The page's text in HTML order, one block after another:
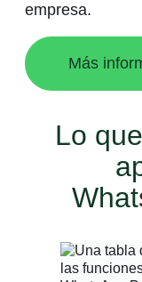
empresa.
Más
Lo